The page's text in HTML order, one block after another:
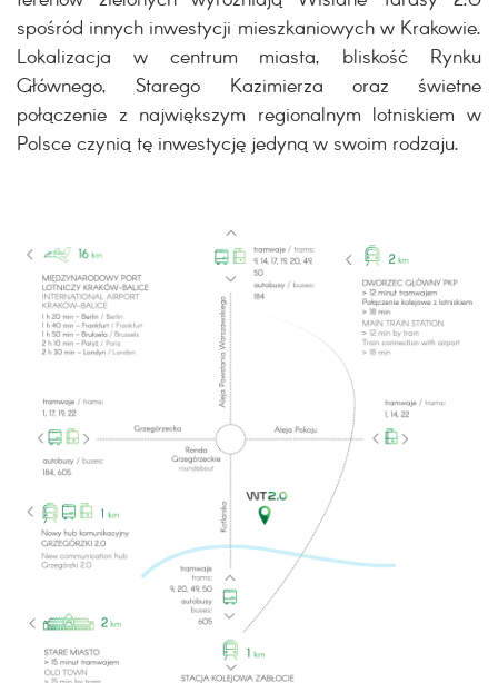
spośród innych inwestycji mieszkaniowych w Krakowie.
Lokalizacja w centrum miasta, bliskość Rynku
Głównego, Starego Kazimierza oraz świetne
połączenie z największym regionalnym lotniskiem w
Polsce czynią tę inwestycję jedyną w swoim rodzaju.